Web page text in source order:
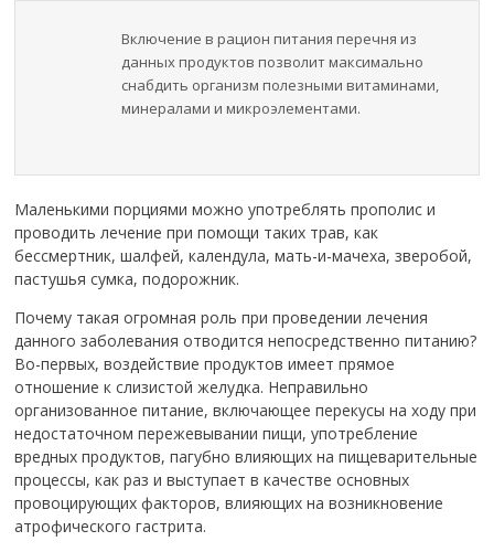
Включение в рацион питания перечня из
данных продуктов позволит максимально
снабдить организм полезными витаминами,
минералами и микроэлементами.
Маленькими порциями можно употреблять прополис и
проводить лечение при помощи таких трав, как
бессмертник, шалфей, календула, мать-и-мачеха, зверобой,
пастушья сумка, подорожник.
Почему такая огромная роль при проведении лечения
данного заболевания отводится непосредственно питанию?
Во-первых, воздействие продуктов имеет прямое
отношение к слизистой желудка. Неправильно
организованное питание, включающее перекусы на ходу при
недостаточном пережевывании пищи, употребление
вредных продуктов, пагубно влияющих на пищеварительные
процессы, как раз и выступает в качестве основных
провоцирующих факторов, влияющих на возникновение
атрофического гастрита.